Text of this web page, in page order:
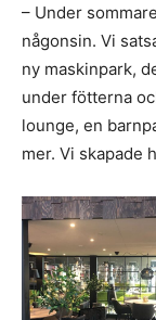
– Under
någonsin. Vi
ny maskinpark,
under fötterna
lounge, en
mer. Vi skapade